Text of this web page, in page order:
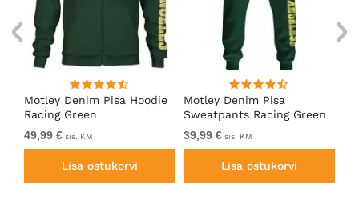
Motley Denim Pisa Hoodie
Racing Green
49,99 € sis. KM
Lisa ostukorvi
Motley Denim Pisa
Sweatpants Racing Green
39,99 € sis. KM
Lisa ostukorvi